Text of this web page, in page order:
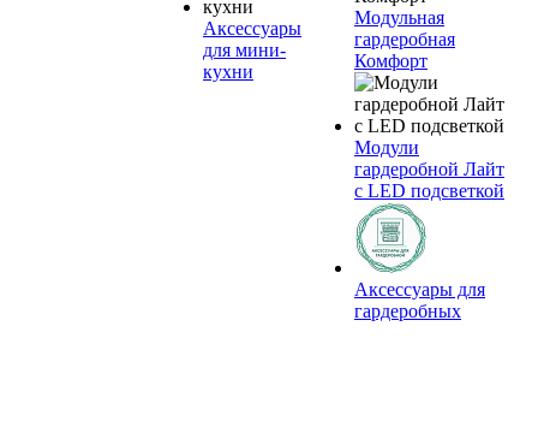
Аксессуары
для мини-
кухни
Модульная
гардеробная
Комфорт
Модули
гардеробной Лайт
с LED подсветкой
Аксессуары для
гардеробных